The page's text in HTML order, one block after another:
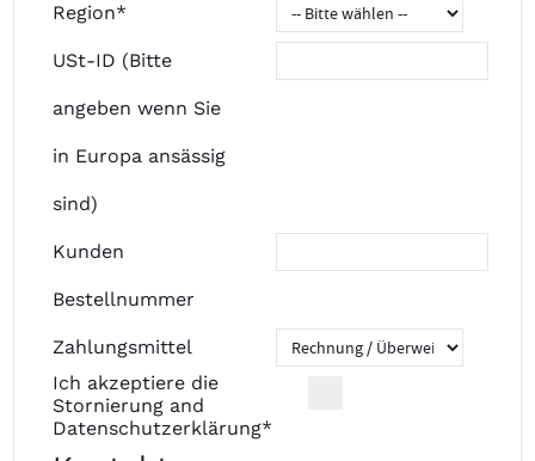
Region*
USt-ID (Bitte
angeben wenn Sie
in Europa ansässig
sind)
Kunden
Bestellnummer
Zahlungsmittel
Ich akzeptiere die
Stornierung and
Datenschutzerklärung*